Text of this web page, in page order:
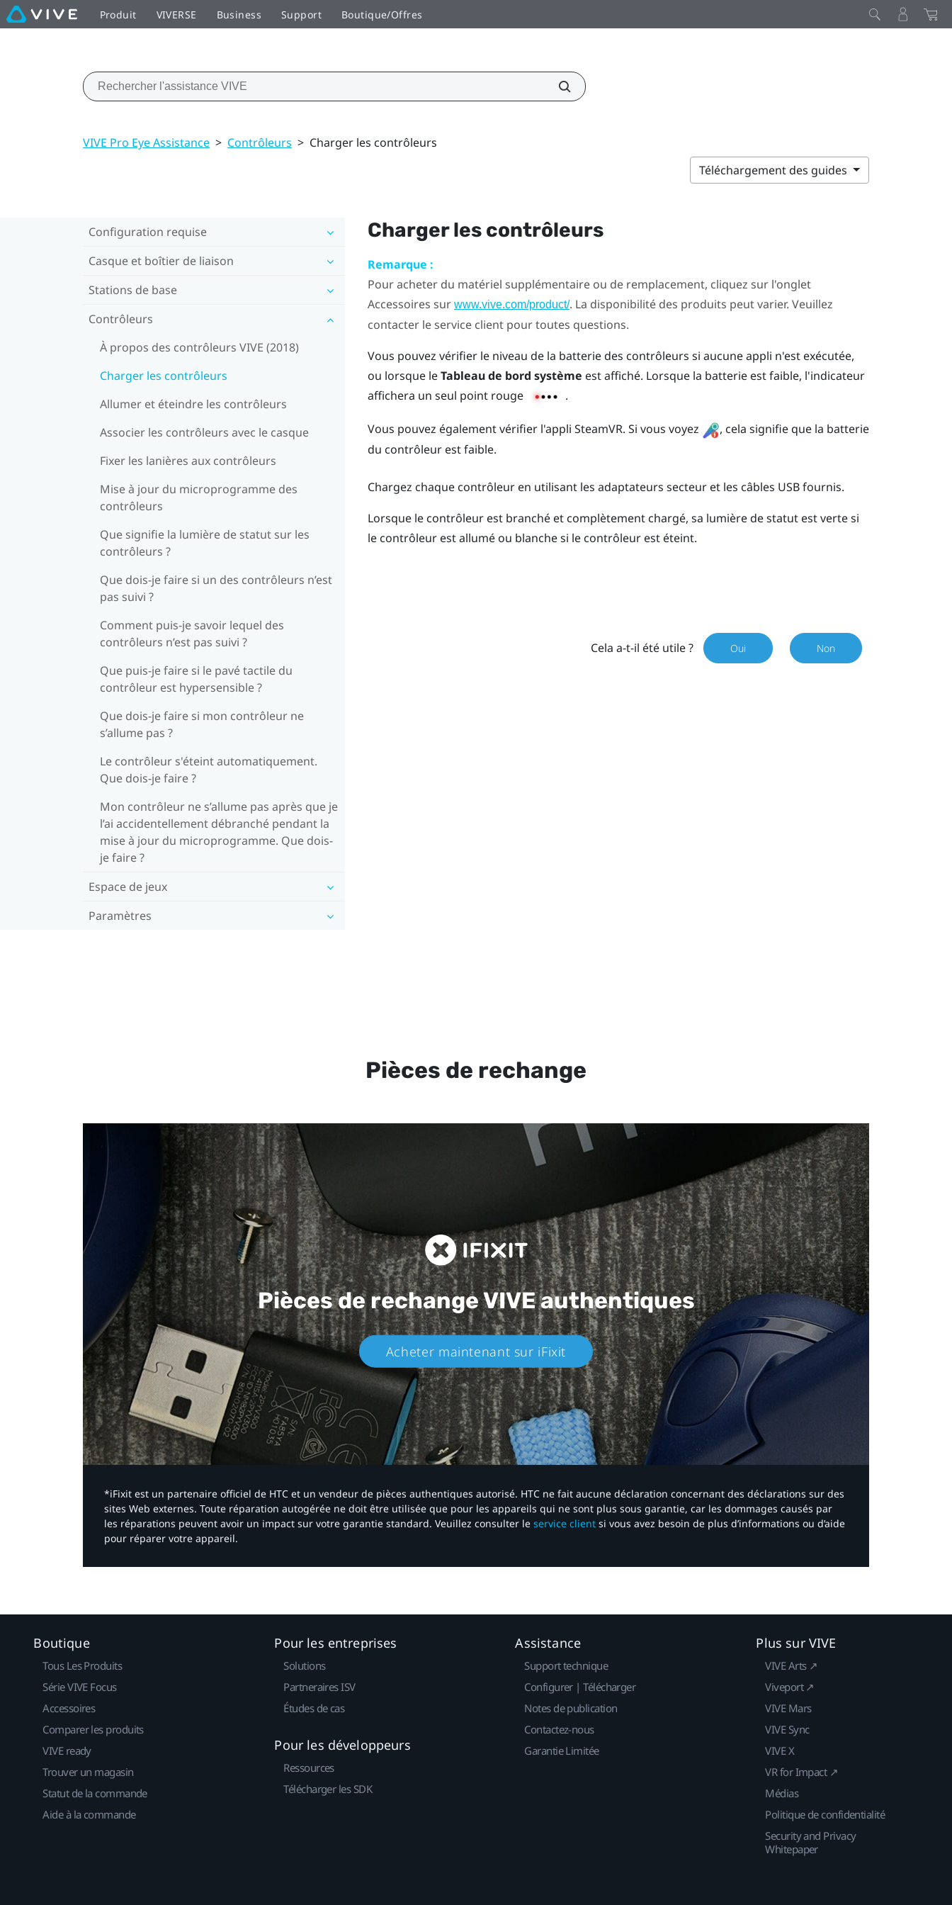
Produit VIVERSE Business Support Boutique/Offres
VIVE Pro Eye Assistance > Contrôleurs > Charger les contrôleurs
Téléchargement des guides
Configuration requise
Casque et boîtier de liaison
Stations de base
Contrôleurs
À propos des contrôleurs VIVE (2018)
Charger les contrôleurs
Allumer et éteindre les contrôleurs
Associer les contrôleurs avec le casque
Fixer les lanières aux contrôleurs
Mise à jour du microprogramme des
contrôleurs
Que signifie la lumière de statut sur les
contrôleurs ?
Que dois-je faire si un des contrôleurs n’est
pas suivi ?
Comment puis-je savoir lequel des
contrôleurs n’est pas suivi ?
Que puis-je faire si le pavé tactile du
contrôleur est hypersensible ?
Que dois-je faire si mon contrôleur ne
s’allume pas ?
Le contrôleur s'éteint automatiquement.
Que dois-je faire ?
Mon contrôleur ne s’allume pas après que je
l’ai accidentellement débranché pendant la
mise à jour du microprogramme. Que dois-
je faire ?
Espace de jeux
Paramètres
Charger les contrôleurs
Remarque :
Pour acheter du matériel supplémentaire ou de remplacement, cliquez sur l'onglet
Accessoires sur www.vive.com/product/. La disponibilité des produits peut varier. Veuillez
contacter le service client pour toutes questions.
Vous pouvez vérifier le niveau de la batterie des contrôleurs si aucune appli n'est exécutée,
ou lorsque leTableau de bord système est affiché. Lorsque la batterie est faible, l'indicateur
affichera un seul point rouge
.
Vous pouvez également vérifier l'appli SteamVR. Si vous voyez
, cela signifie que la batterie
du contrôleur est faible.
Chargez chaque contrôleur en utilisant les adaptateurs secteur et les câbles USB fournis.
Lorsque le contrôleur est branché et complètement chargé, sa lumière de statut est verte si
le contrôleur est allumé ou blanche si le contrôleur est éteint.
Cela a-t-il été utile ? Oui Non
Pièces de rechange
Pièces de rechangeVIVE authentiques​
Acheter maintenant sur iFixit​
*iFixit est un partenaire officiel de HTC et un vendeur de pièces authentiques autorisé. HTC ne fait aucune déclaration concernant des déclarations sur des
sites Web externes. Toute réparation autogérée ne doit être utilisée que pour les appareils qui ne sont plus sous garantie, car les dommages causés par
les réparations peuvent avoir un impact sur votre garantie standard. Veuillez consulter le service client si vous avez besoin de plus d’informations ou d’aide
pour réparer votre appareil.​
Boutique
Tous Les Produits
Série VIVE Focus
Accessoires
Comparer les produits
VIVE ready
Trouver un magasin
Statut de la commande
Aide à la commande
Pour les entreprises
Solutions
Partneraires ISV
Études de cas
Pour les développeurs
Ressources
Télécharger les SDK
Assistance
Support technique
Configurer | Télécharger
Notes de publication
Contactez-nous
Garantie Limitée
Plus sur VIVE
VIVE Arts ↗
Viveport ↗
VIVE Mars
VIVE Sync
VIVE X
VR for Impact ↗
Médias
Politique de confidentialité
Security and Privacy
Whitepaper